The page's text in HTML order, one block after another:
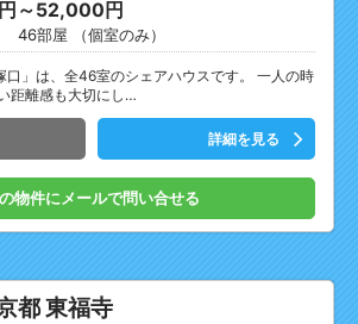
～52,000円
46部屋 （個室のみ）
口」は、全46室のシェアハウスです。 一人の時
距離感も大切にし…
詳細を見る
物件にメールで問い合せる
都 東福寺